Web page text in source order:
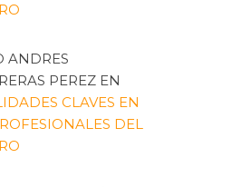
ANDRES
PEREZEN
CLAVES EN
DEL